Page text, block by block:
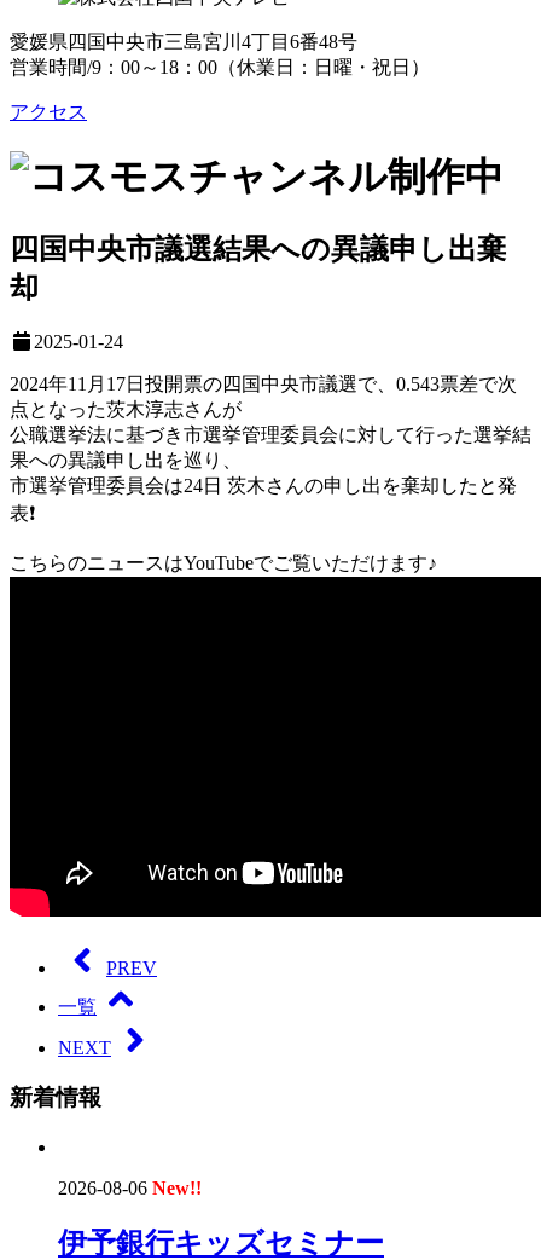
愛媛県四国中央市三島宮川4丁目6番48号
営業時間/9：00～18：00（休業日：日曜・祝日）
アクセス
四国中央市議選結果への異議申し出棄
却
2025-01-24
2024年11月17日投開票の四国中央市議選で、0.543票差で次
点となった茨木淳志さんが
公職選挙法に基づき市選挙管理委員会に対して行った選挙結
果への異議申し出を巡り、
市選挙管理委員会は24日 茨木さんの申し出を棄却したと発
表❗
こちらのニュースはYouTubeでご覧いただけます♪
PREV
一覧
NEXT
新着情報
2026-08-06 New!!
伊予銀行キッズセミナー